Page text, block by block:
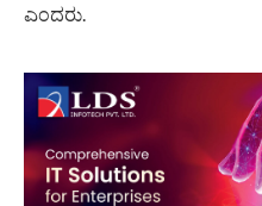
ಎಂದರು.